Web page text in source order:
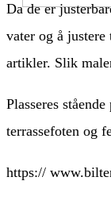
Da de er
vater og å justere
artikler. Slik
Plasseres
terrassefoten og
https://